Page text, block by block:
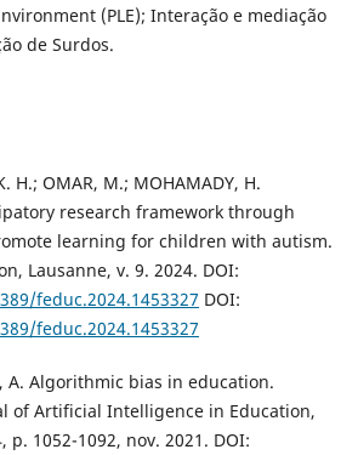
(PLE); Interação e mediação
de Surdos.
H.; OMAR, M.; MOHAMADY, H.
research framework through
learning for children with autism.
Lausanne, v. 9. 2024. DOI:
feduc.2024.1453327 DOI:
feduc.2024.1453327
A. Algorithmic bias in education.
of Artificial Intelligence in Education,
p. 1052-1092, nov. 2021. DOI: